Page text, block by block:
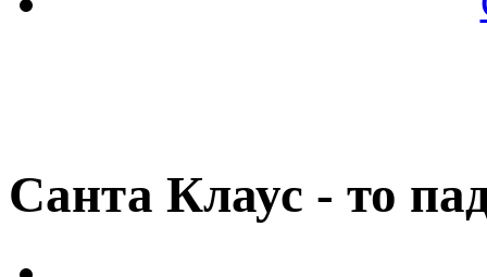
Санта Клаус - то